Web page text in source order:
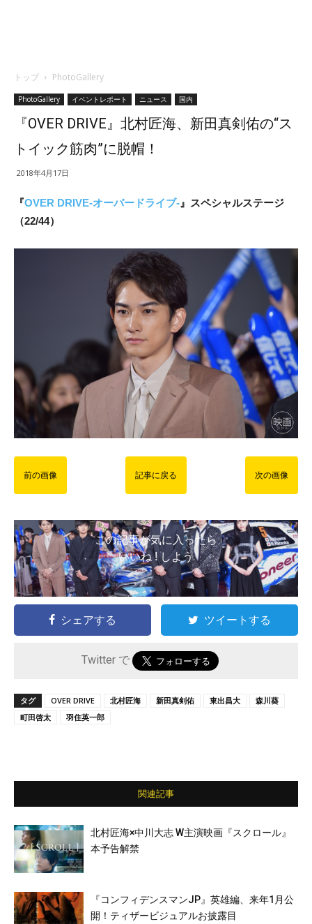
トップ PhotoGallery
PhotoGallery イベントレポート ニュース 国内
『OVER DRIVE』北村匠海、新田真剣佑の“ス
トイック筋肉”に脱帽！
2018年4月17日
『OVER DRIVE-オーバードライブ- 』スペシャルステージ
（22/44）
前の画像 記事に戻る 次の画像
この記事が気に入ったら
いいね ! しよう
シェアする ツイートする
Twitter で
タグ OVER DRIVE 北村匠海 新田真剣佑 東出昌大
森川葵
町田啓太
羽住英一郎
関連記事
北村匠海×中川大志 W主演映画『スクロール』
本予告解禁
『コンフィデンスマンJP』英雄編、来年1月公
開！ティザービジュアルお披露目